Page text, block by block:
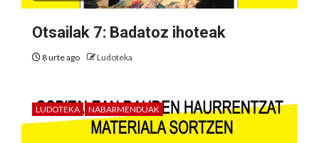
Otsailak 7: Badatoz ihoteak
8 urte ago Ludoteka
LUDOTEKA NABARMENDUAK